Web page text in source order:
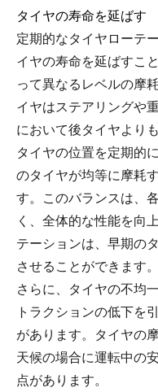
タイヤの寿命を延ばす
定期的なタイヤローテ
イヤの寿命を延ばすこ
って異なるレベルの摩
イヤはステアリングや
において後タイヤより
タイヤの位置を定期的
のタイヤが均等に摩耗
す。このバランスは、
く、全体的な性能を向
テーションは、早期の
させることができます。
さらに、タイヤの不均
トラクションの低下を
があります。タイヤの
天候の場合に運転中の
点があります。